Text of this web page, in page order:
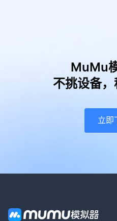
MuMu
不挑设备，
立即